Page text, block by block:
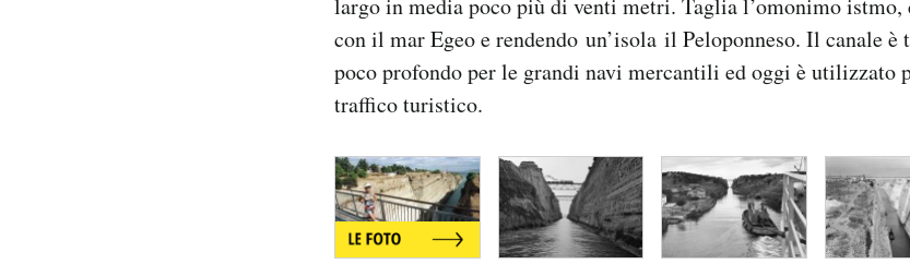
largo in media poco più di venti metri. Taglia l’omonimo
con il mar Egeo e rendendo un’isola il Peloponneso. Il canale è
poco profondo per le grandi navi mercantili ed oggi è utilizzato
traffico turistico.